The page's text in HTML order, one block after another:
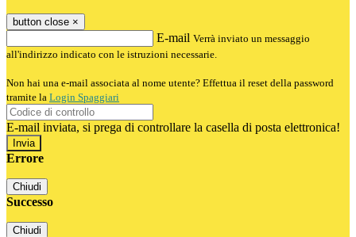
button close ×
E-mail Verrà inviato un messaggio
all'indirizzo indicato con le istruzioni necessarie.
Non hai una e-mail associata al nome utente? Effettua il reset della password
tramite la Login Spaggiari
E-mail inviata, si prega di controllare la casella di posta elettronica!
Errore
Chiudi
Successo
Chiudi